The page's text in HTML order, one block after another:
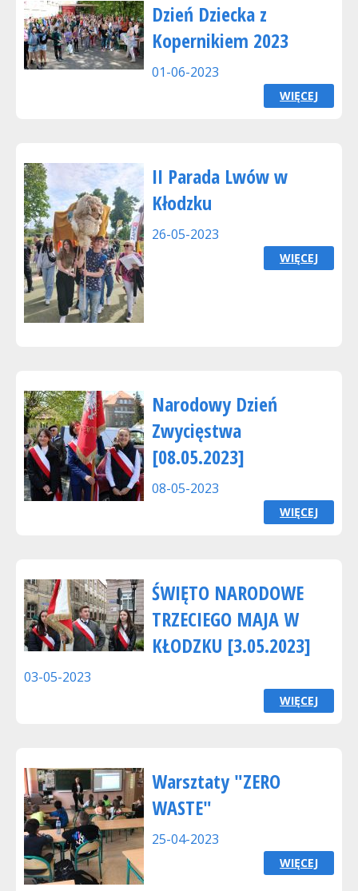
Dzień Dziecka z
Kopernikiem 2023
01-06-2023
WIĘCEJ
II Parada Lwów w
Kłodzku
26-05-2023
WIĘCEJ
Narodowy Dzień
Zwycięstwa
[08.05.2023]
08-05-2023
WIĘCEJ
ŚWIĘTO NARODOWE
TRZECIEGO MAJA W
KŁODZKU [3.05.2023]
03-05-2023
WIĘCEJ
Warsztaty "ZERO
WASTE"
25-04-2023
WIĘCEJ